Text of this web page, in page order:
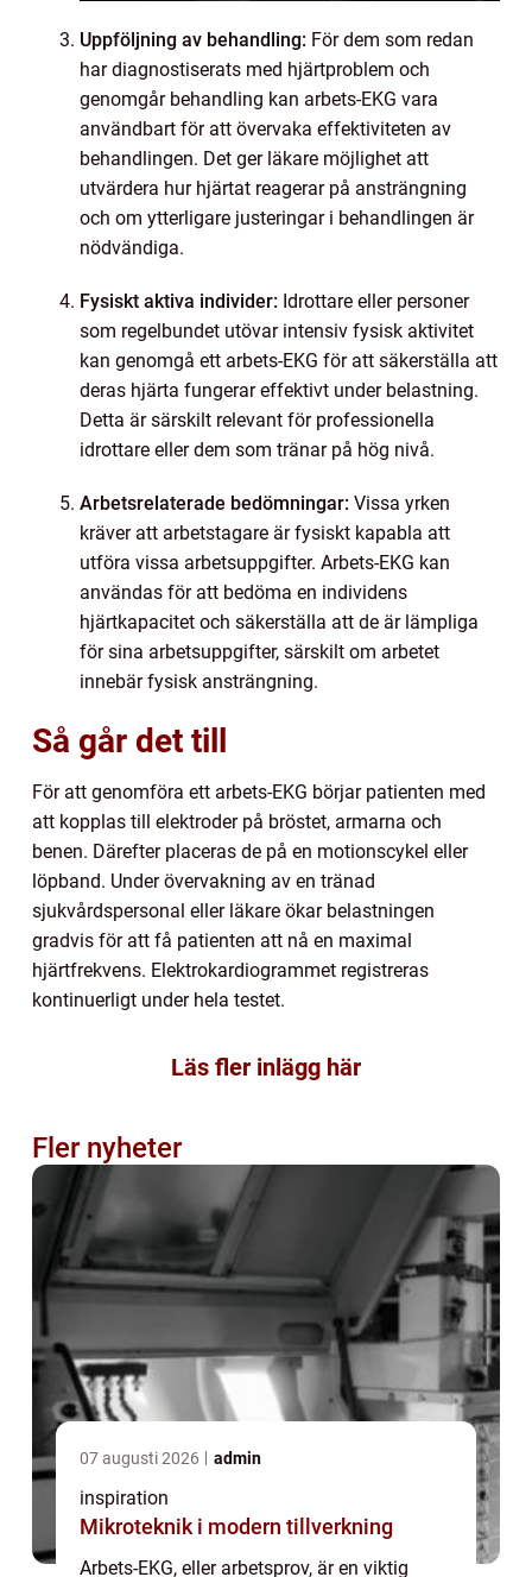
Uppföljning av behandling: För dem som redan
har diagnostiserats med hjärtproblem och
genomgår behandling kan arbets-EKG vara
användbart för att övervaka effektiviteten av
behandlingen. Det ger läkare möjlighet att
utvärdera hur hjärtat reagerar på ansträngning
och om ytterligare justeringar i behandlingen är
nödvändiga.
Fysiskt aktiva individer: Idrottare eller personer
som regelbundet utövar intensiv fysisk aktivitet
kan genomgå ett arbets-EKG för att säkerställa att
deras hjärta fungerar effektivt under belastning.
Detta är särskilt relevant för professionella
idrottare eller dem som tränar på hög nivå.
Arbetsrelaterade bedömningar: Vissa yrken
kräver att arbetstagare är fysiskt kapabla att
utföra vissa arbetsuppgifter. Arbets-EKG kan
användas för att bedöma en individens
hjärtkapacitet och säkerställa att de är lämpliga
för sina arbetsuppgifter, särskilt om arbetet
innebär fysisk ansträngning.
Så går det till
För att genomföra ett arbets-EKG börjar patienten med
att kopplas till elektroder på bröstet, armarna och
benen. Därefter placeras de på en motionscykel eller
löpband. Under övervakning av en tränad
sjukvårdspersonal eller läkare ökar belastningen
gradvis för att få patienten att nå en maximal
hjärtfrekvens. Elektrokardiogrammet registreras
kontinuerligt under hela testet.
Läs fler inlägg här
Fler nyheter
07 augusti 2026 admin
inspiration
Mikroteknik i modern tillverkning
Arbets-EKG, eller arbetsprov, är en viktig